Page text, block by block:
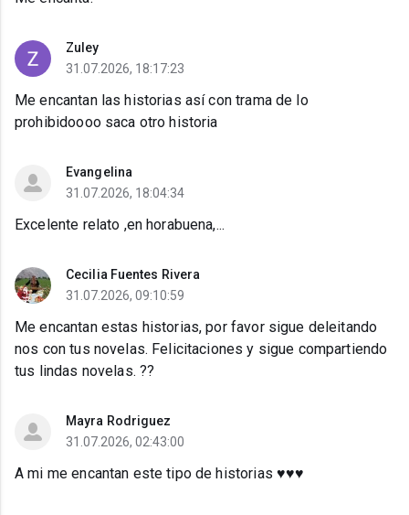
Zuley
31.07.2026, 18:17:23
Me encantan las historias así con trama de lo
prohibidoooo saca otro historia
Evangelina
31.07.2026, 18:04:34
Excelente relato ,en horabuena,...
Cecilia Fuentes Rivera
31.07.2026, 09:10:59
Me encantan estas historias, por favor sigue deleitando
nos con tus novelas. Felicitaciones y sigue compartiendo
tus lindas novelas. ??
Mayra Rodriguez
31.07.2026, 02:43:00
A mi me encantan este tipo de historias ♥️♥️♥️